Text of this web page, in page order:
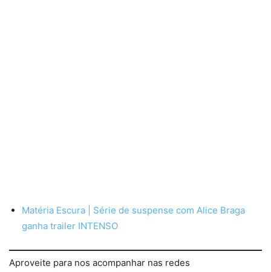
Matéria Escura | Série de suspense com Alice Braga
ganha trailer INTENSO
Aproveite para nos acompanhar nas redes